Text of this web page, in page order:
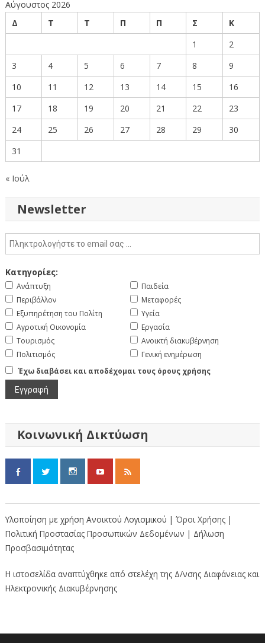
Αύγουστος 2026
Δ
Τ Τ Π Π Σ
Κ
1
2
3
4 5 6 7 8
9
10
11 12 13 14 15
16
17
18 19 20 21 22
23
24
25 26 27 28 29
30
31
« Ιούλ
Newsletter
Κατηγορίες:
Ανάπτυξη
Περιβάλλον
Εξυπηρέτηση του Πολίτη
Αγροτική Οικονομία
Τουρισμός
Πολιτισμός
Παιδεία
Μεταφορές
Υγεία
Εργασία
Ανοικτή διακυβέρνηση
Γενική ενημέρωση
Έχω διαβάσει και αποδέχομαι τους όρους χρήσης
Κοινωνική Δικτύωση
Υλοποίηση με χρήση Ανοικτού Λογισμικού | Όροι Χρήσης |
Πολιτική Προστασίας Προσωπικών Δεδομένων | Δήλωση
Προσβασιμότητας
Η ιστοσελίδα αναπτύχθηκε από στελέχη της Δ/νσης Διαφάνειας και
Ηλεκτρονικής Διακυβέρνησης